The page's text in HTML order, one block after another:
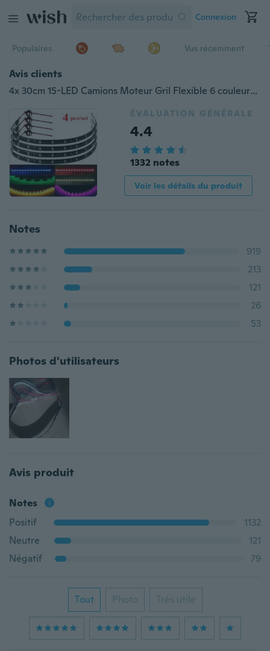
Connexion
Populaires Vus récemment
Avis clients
4x 30cm 15-LED Camions Moteur Gril Flexible 6 couleurs Bandes lumineuses étanches
ÉVALUATION GÉNÉRALE
4.4
1332 notes
Voir les détails du produit
Notes
919
213
121
26
53
Photos d'utilisateurs
Avis produit
Notes
Positif
1132
Neutre
121
Négatif
79
Tout Photo Très utile